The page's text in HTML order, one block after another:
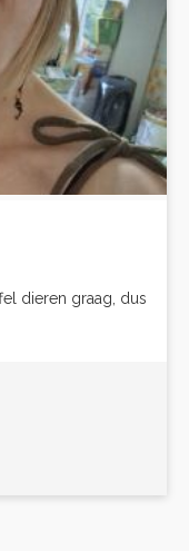
dieren graag, dus